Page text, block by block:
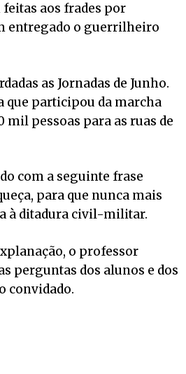
feitas aos frades por
entregado o guerrilheiro
as Jornadas de Junho.
que participou da marcha
mil pessoas para as ruas de
com a seguinte frase
para que nunca mais
à ditadura civil-militar.
o professor
perguntas dos alunos e dos
convidado.